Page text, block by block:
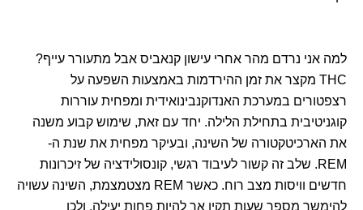
למה אני נרדם מהר אחרי עישון קנאביס אבל מתעורר עייף?
THC מקצר את זמן ההירדמות באמצעות השפעה על
רצפטורים במערכת האנדוקנבינואידית ומפחית עוררות
קוגניטיבית בתחילת הלילה. יחד עם זאת, שימוש קבוע משנה
את הארכיטקטורה של השינה, ובעיקר מפחית את שנת ה-
REM. שלב זה קשור לעיבוד רגשי, קונסולידציה של זיכרונות
חדשים וויסות מצב רוח. כאשר REM מצטמצמת, השינה עשויה
להימשך מספר שעות תקין אך להיות פחות יעילה, ולכן